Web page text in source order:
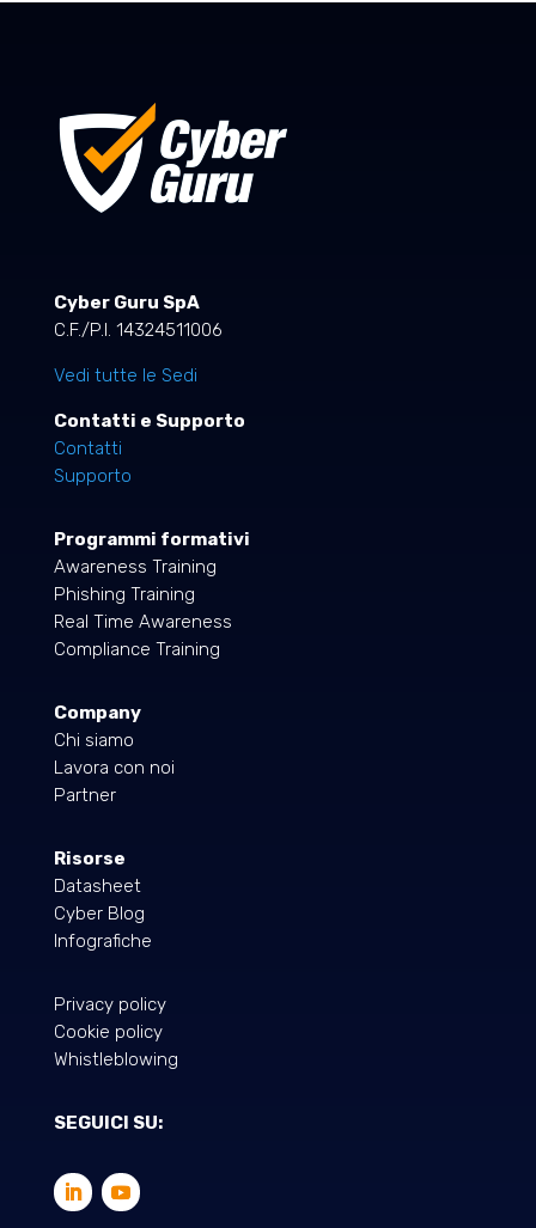
Cyber Guru SpA
C.F./P.I. 14324511006
Vedi tutte le Sedi
Contatti e Supporto
Contatti
Supporto
Programmi formativi
Awareness Training
Phishing Training
Real Time Awareness
Compliance Training
Company
Chi siamo
Lavora con noi
Partner
Risorse
Datasheet
Cyber Blog
Infografiche
Privacy policy
Cookie policy
Whistleblowing
SEGUICI SU: